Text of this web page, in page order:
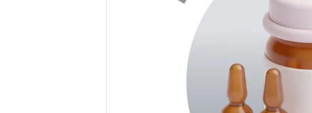
7.
. roche
9. megacistin
10 pañales